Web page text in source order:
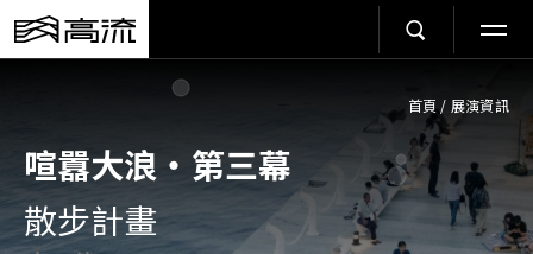
首頁 / 展演資訊
喧囂大浪・第三幕
散步計畫